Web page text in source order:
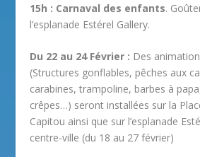
15h : Carnaval des enfants.
l’esplanade Estérel Gallery.
Du 22 au 24 Février : Des
(Structures gonflables, pêches aux
carabines, trampoline, barbes à
crêpes…) seront installées sur la
Capitou ainsi que sur l’esplanade
centre-ville (du 18 au 27 février)